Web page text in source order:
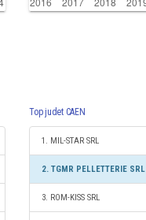
Top judet CAEN
1. MIL-STAR SRL
2. TGMR PELLETTERIE SRL
3. ROM-KISS SRL